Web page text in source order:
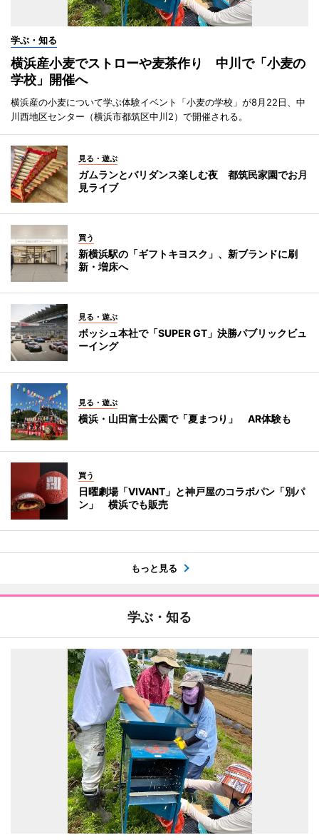
学ぶ・知る
横浜産小麦でストローや麦茶作り 中川で「小麦の
学校」開催へ
横浜産の小麦について学ぶ体験イベント「小麦の学校」が8月22日、中
川西地区センター（横浜市都筑区中川2）で開催される。
見る・遊ぶ
ガムランとバリダンス楽しむ夜 都筑民家園でお月
見ライブ
買う
新横浜駅の「ギフトキヨスク」、新ブランドに刷
新・増床へ
見る・遊ぶ
ボッシュ本社で「SUPER GT」決勝パブリックビュ
ーイング
見る・遊ぶ
横浜・山田富士公園で「夏まつり」 AR体験も
買う
日曜劇場「VIVANT」と神戸屋のコラボパン「別パ
ン」 横浜でも販売
もっと見る
学ぶ・知る